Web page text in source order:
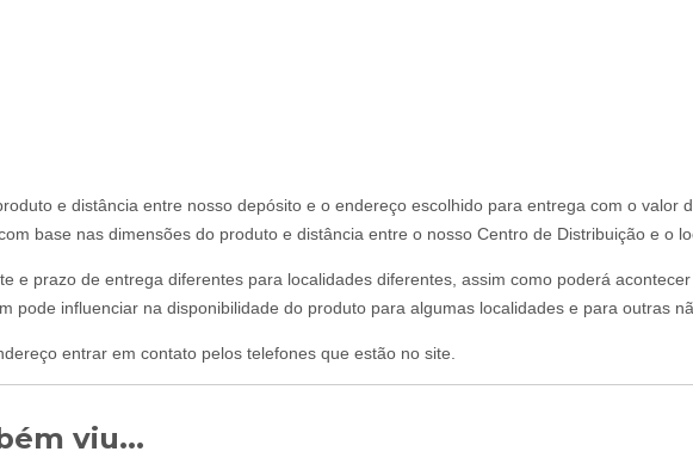
e distância entre nosso depósito e o endereço escolhido para entrega com o valor
base nas dimensões do produto e distância entre o nosso Centro de Distribuição e o
e prazo de entrega diferentes para localidades diferentes, assim como poderá
pode influenciar na disponibilidade do produto para algumas localidades e para outras
entrar em contato pelos telefones que estão no site.
viu...